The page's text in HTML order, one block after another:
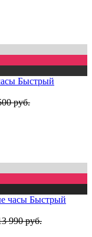
Быстрый
руб.
Быстрый
990 руб.